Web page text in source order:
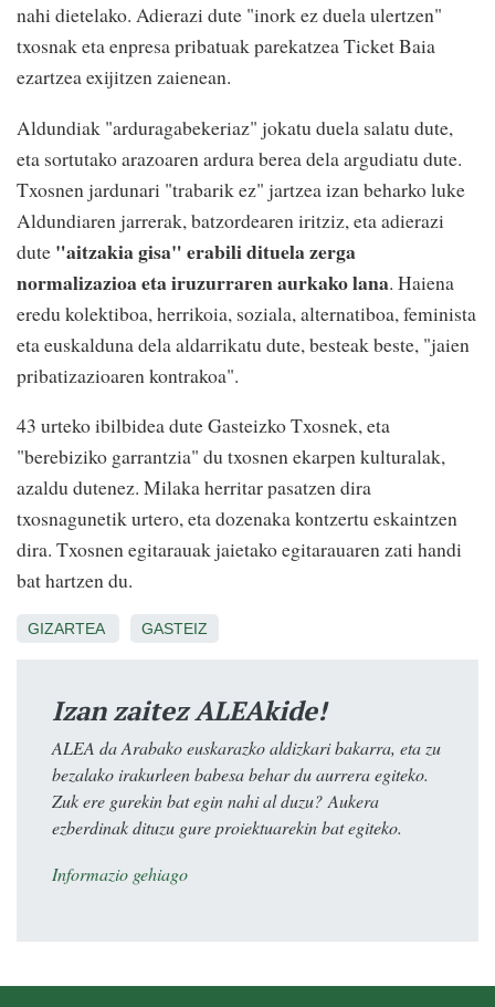
nahi dietelako. Adierazi dute "inork ez duela ulertzen"
txosnak eta enpresa pribatuak parekatzea Ticket Baia
ezartzea exijitzen zaienean.
Aldundiak "arduragabekeriaz" jokatu duela salatu dute,
eta sortutako arazoaren ardura berea dela argudiatu dute.
Txosnen jardunari "trabarik ez" jartzea izan beharko luke
Aldundiaren jarrerak, batzordearen iritziz, eta adierazi
dute "aitzakia gisa" erabili dituela zerga
normalizazioa eta iruzurraren aurkako lana. Haiena
eredu kolektiboa, herrikoia, soziala, alternatiboa, feminista
eta euskalduna dela aldarrikatu dute, besteak beste, "jaien
pribatizazioaren kontrakoa".
43 urteko ibilbidea dute Gasteizko Txosnek, eta
"berebiziko garrantzia" du txosnen ekarpen kulturalak,
azaldu dutenez. Milaka herritar pasatzen dira
txosnagunetik urtero, eta dozenaka kontzertu eskaintzen
dira. Txosnen egitarauak jaietako egitarauaren zati handi
bat hartzen du.
GIZARTEA GASTEIZ
Izan zaitez ALEAkide!
ALEA da Arabako euskarazko aldizkari bakarra, eta zu
bezalako irakurleen babesa behar du aurrera egiteko.
Zuk ere gurekin bat egin nahi al duzu? Aukera
ezberdinak dituzu gure proiektuarekin bat egiteko.
Informazio gehiago